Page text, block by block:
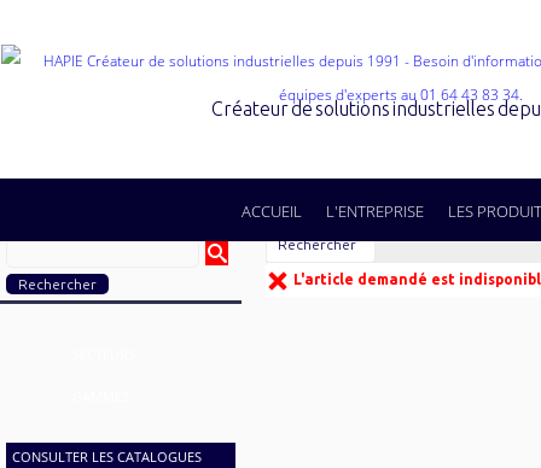
Créateur de solutions industrielles
ACCUEIL L'ENTREPRISE LES
CONSULTER LES CATALOGUES
Rechercher
L'article demandé est